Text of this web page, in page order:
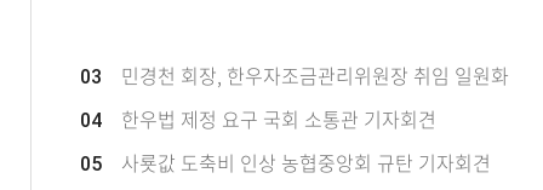
03 민경천 회장, 한우자조금관리위원장 취임 일원화
04 한우법 제정 요구 국회 소통관 기자회견
05 사룟값 도축비 인상 농협중앙회 규탄 기자회견